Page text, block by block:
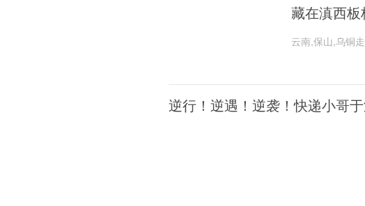
藏在滇西
云南,保山,乌铜
逆行！逆遇！逆袭！快递小哥